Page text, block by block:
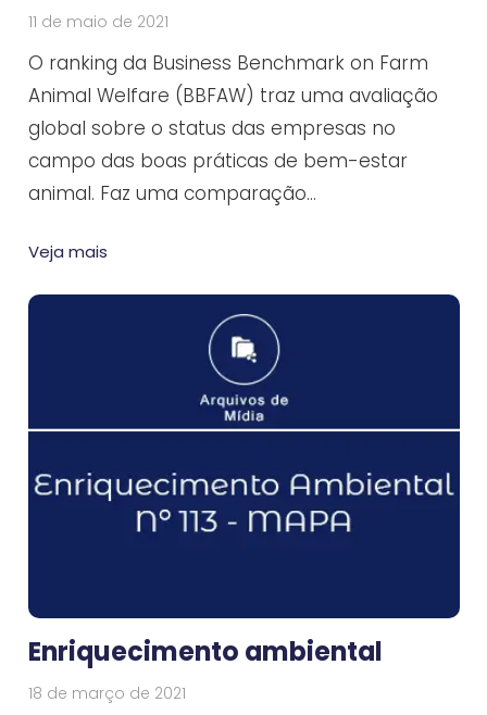
11 de maio de 2021
O ranking da Business Benchmark on Farm
Animal Welfare (BBFAW) traz uma avaliação
global sobre o status das empresas no
campo das boas práticas de bem-estar
animal. Faz uma comparação…
Veja mais
Enriquecimento ambiental
18 de março de 2021